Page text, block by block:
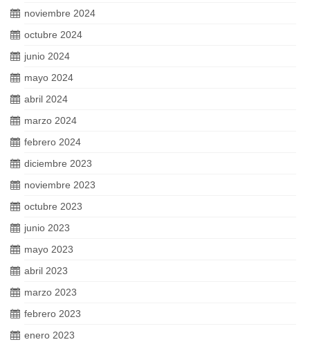
noviembre 2024
octubre 2024
junio 2024
mayo 2024
abril 2024
marzo 2024
febrero 2024
diciembre 2023
noviembre 2023
octubre 2023
junio 2023
mayo 2023
abril 2023
marzo 2023
febrero 2023
enero 2023